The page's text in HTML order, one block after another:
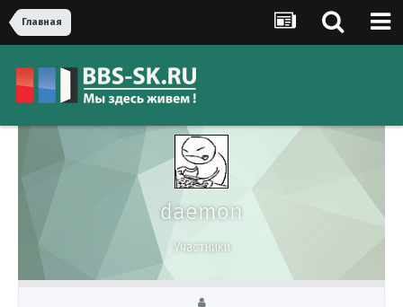
Главная
daemon
Участники